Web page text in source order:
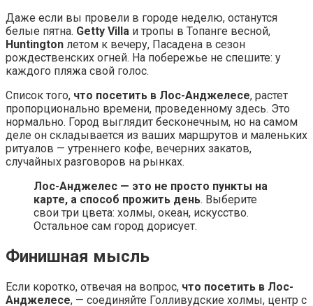
Даже если вы провели в городе неделю, останутся
белые пятна. Getty Villa и тропы в Топанге весной,
Huntington летом к вечеру, Пасадена в сезон
рождественских огней. На побережье не спешите: у
каждого пляжа свой голос.
Список того, что посетить в Лос-Анджелесе, растет
пропорционально времени, проведенному здесь. Это
нормально. Город выглядит бесконечным, но на самом
деле он складывается из ваших маршрутов и маленьких
ритуалов — утреннего кофе, вечерних закатов,
случайных разговоров на рынках.
Лос-Анджелес — это не просто пункты на
карте, а способ прожить день. Выберите
свои три цвета: холмы, океан, искусство.
Остальное сам город дорисует.
Финишная мысль
Если коротко, отвечая на вопрос, что посетить в Лос-
Анджелесе, — соединяйте Голливудские холмы, центр с